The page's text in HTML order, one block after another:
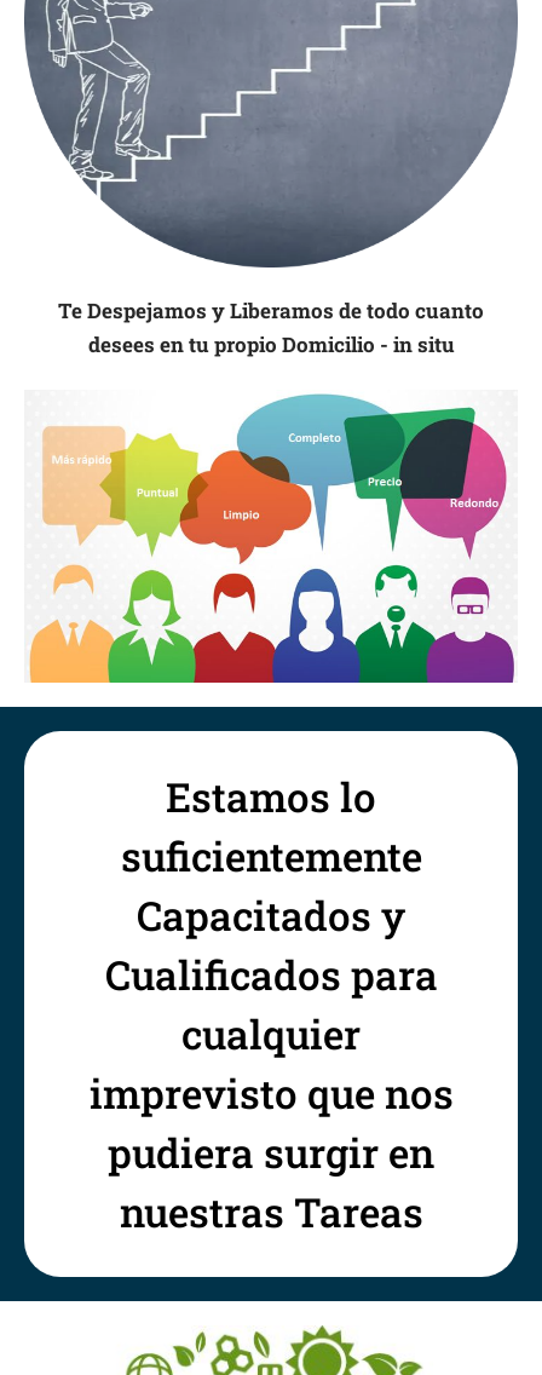
Te Despejamos y Liberamos de todo cuanto
desees en tu propio Domicilio - in situ
Estamos lo
suficientemente
Capacitados y
Cualificados para
cualquier
imprevisto que nos
pudiera surgir en
nuestras Tareas